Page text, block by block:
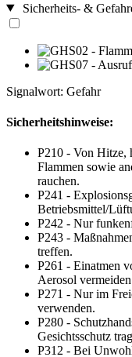
Sicherheits- &
Signalwort: Gefahr
Sicherheitshinweise:
P210 - Von Hitze,
Flammen sowie
rauchen.
P241 -
Betriebsmittel/
P242 - Nur
P243 -
treffen.
P261 - Einatmen
Aerosol
P271 - Nur im
verwenden.
P280 -
Gesichtsschutz
P312 - Bei